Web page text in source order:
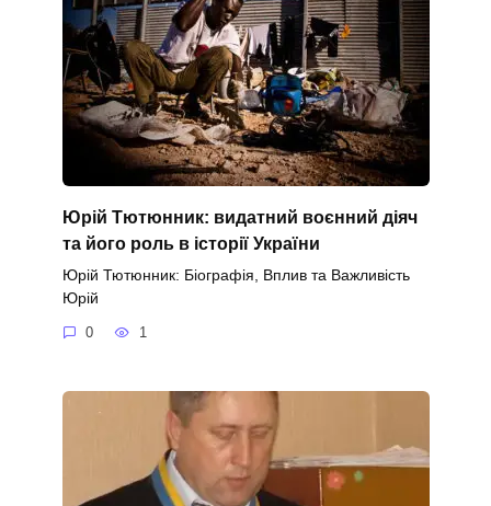
Юрій Тютюнник: видатний воєнний діяч
та його роль в історії України
Юрій Тютюнник: Біографія, Вплив та Важливість
Юрій
0 1